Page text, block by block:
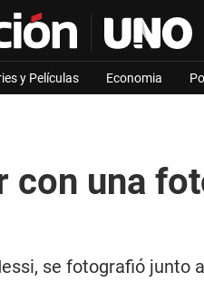
y Películas Economia
con una
se fotografió junto